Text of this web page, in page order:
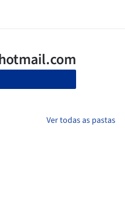
Ver todas as pastas